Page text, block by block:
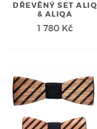
DŘEVĚNÝ SET ALIQ
& ALIQA
1 780 Kč